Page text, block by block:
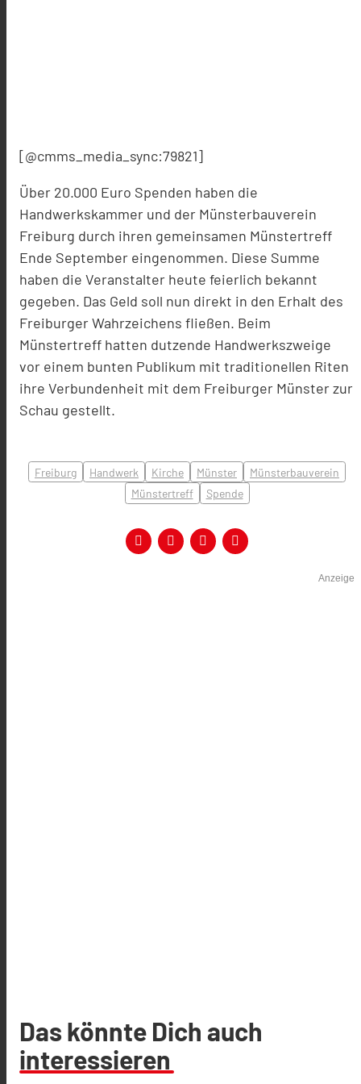
[@cmms_media_sync:79821]
Über 20.000 Euro Spenden haben die
Handwerkskammer und der Münsterbauverein
Freiburg durch ihren gemeinsamen Münstertreff
Ende September eingenommen. Diese Summe
haben die Veranstalter heute feierlich bekannt
gegeben. Das Geld soll nun direkt in den Erhalt des
Freiburger Wahrzeichens fließen. Beim
Münstertreff hatten dutzende Handwerkszweige
vor einem bunten Publikum mit traditionellen Riten
ihre Verbundenheit mit dem Freiburger Münster zur
Schau gestellt.
Freiburg Handwerk Kirche Münster
Münsterbauverein
Münstertreff
Spende
Anzeige
Das könnte Dich auch
interessieren